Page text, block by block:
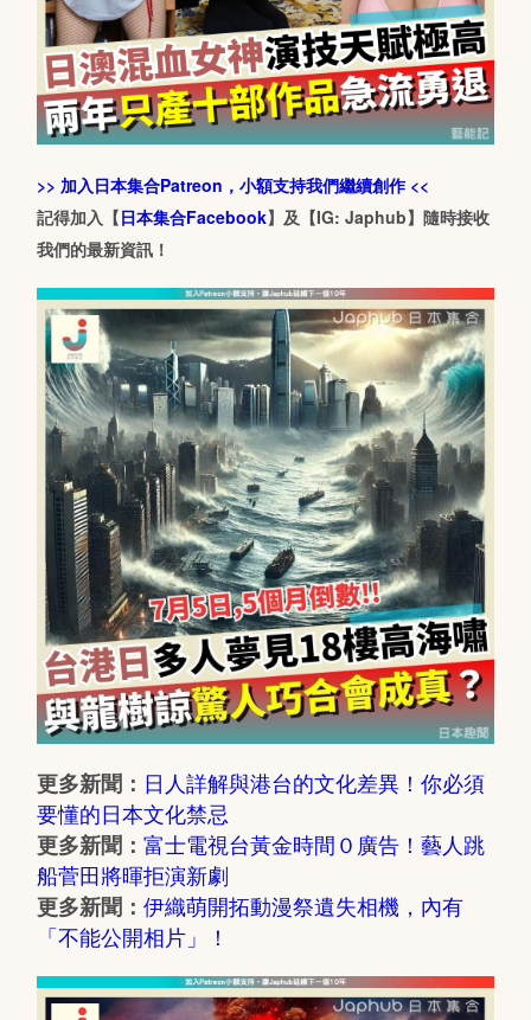
>> 加入日本集合Patreon，小額支持我們繼續創作 <<
記得加入【日本集合Facebook】及【IG: Japhub】隨時接收
我們的最新資訊！
更多新聞： 日人詳解與港台的文化差異！你必須
要懂的日本文化禁忌
更多新聞：富士電視台黃金時間０廣告！藝人跳
船菅田將暉拒演新劇
更多新聞：伊織萌開拓動漫祭遺失相機，內有
「不能公開相片」！